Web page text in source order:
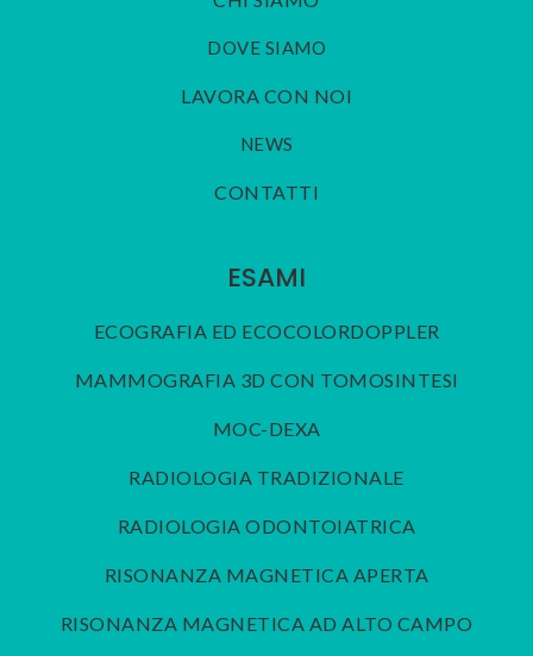
DOVE SIAMO
LAVORA CON NOI
NEWS
CONTATTI
ESAMI
ECOGRAFIA ED ECOCOLORDOPPLER
MAMMOGRAFIA 3D CON TOMOSINTESI
MOC-DEXA
RADIOLOGIA TRADIZIONALE
RADIOLOGIA ODONTOIATRICA
RISONANZA MAGNETICA APERTA
RISONANZA MAGNETICA AD ALTO CAMPO